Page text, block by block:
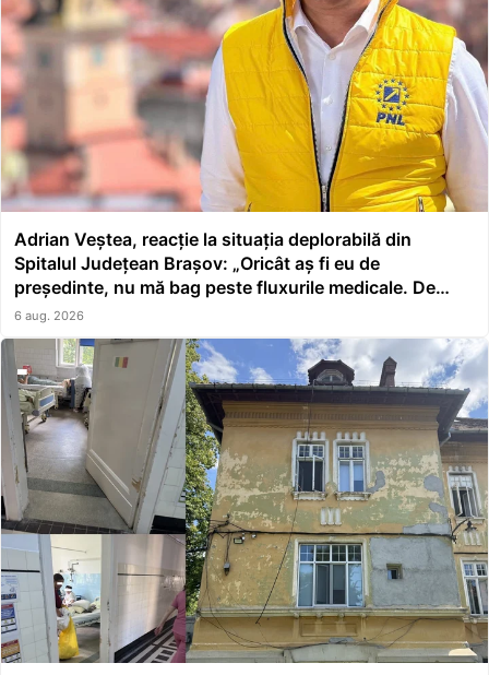
Adrian Veștea, reacție la situația deplorabilă din
Spitalul Județean Brașov: „Oricât aș fi eu de
președinte, nu mă bag peste fluxurile medicale. De
asta a făcut școală managerul”
6 aug. 2026